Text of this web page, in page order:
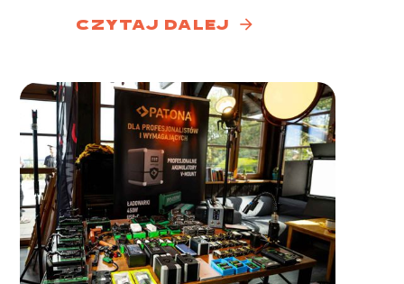
czytaj dalej arrow_forward